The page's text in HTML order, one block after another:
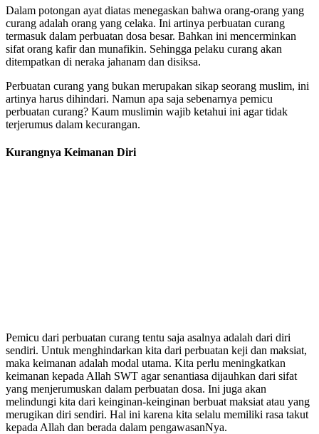
Dalam potongan ayat diatas menegaskan bahwa orang-orang yang
curang adalah orang yang celaka. Ini artinya perbuatan curang
termasuk dalam perbuatan dosa besar. Bahkan ini mencerminkan
sifat orang kafir dan munafikin. Sehingga pelaku curang akan
ditempatkan di neraka jahanam dan disiksa.
Perbuatan curang yang bukan merupakan sikap seorang muslim, ini
artinya harus dihindari. Namun apa saja sebenarnya pemicu
perbuatan curang? Kaum muslimin wajib ketahui ini agar tidak
terjerumus dalam kecurangan.
Kurangnya Keimanan Diri
Pemicu dari perbuatan curang tentu saja asalnya adalah dari diri
sendiri. Untuk menghindarkan kita dari perbuatan keji dan maksiat,
maka keimanan adalah modal utama. Kita perlu meningkatkan
keimanan kepada Allah SWT agar senantiasa dijauhkan dari sifat
yang menjerumuskan dalam perbuatan dosa. Ini juga akan
melindungi kita dari keinginan-keinginan berbuat maksiat atau yang
merugikan diri sendiri. Hal ini karena kita selalu memiliki rasa takut
kepada Allah dan berada dalam pengawasanNya.